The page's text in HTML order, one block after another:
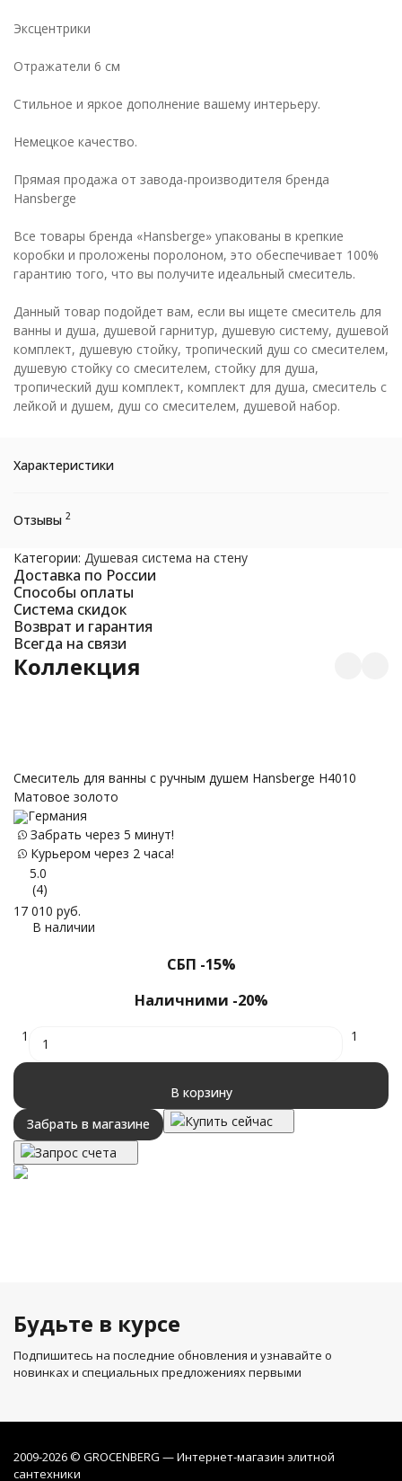
Эксцентрики
Отражатели 6 см
Стильное и яркое дополнение вашему интерьеру.
Немецкое качество.
Прямая продажа от завода-производителя бренда
Hansberge
Все товары бренда «Hansberge» упакованы в крепкие
коробки и проложены поролоном, это обеспечивает 100%
гарантию того, что вы получите идеальный смеситель.
Данный товар подойдет вам, если вы ищете смеситель для
ванны и душа, душевой гарнитур, душевую систему, душевой
комплект, душевую стойку, тропический душ со смесителем,
душевую стойку со смесителем, стойку для душа,
тропический душ комплект, комплект для душа, смеситель с
лейкой и душем, душ со смесителем, душевой набор.
Характеристики
Отзывы 2
Категории: Душевая система на стену
Доставка по России
Способы оплаты
Система скидок
Возврат и гарантия
Всегда на связи
Коллекция
Смеситель для ванны с ручным душем Hansberge H4010
Матовое золото
Германия
Забрать через 5 минут!
Курьером через 2 часа!
5.0
(4)
17 010 руб.
В наличии
СБП -15%
Наличними -20%
1 1
В корзину
Забрать в магазине
Купить сейчас
Запрос счета
Будьте в курсе
Подпишитесь на последние обновления и узнавайте о
новинках и специальных предложениях первыми
2009-2026 © GROCENBERG — Интернет-магазин элитной
сантехники